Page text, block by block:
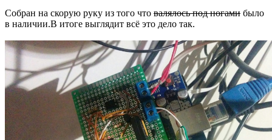
Собран на скорую руку из того что валялось под ногами было
в наличии.В итоге выглядит всё это дело так.